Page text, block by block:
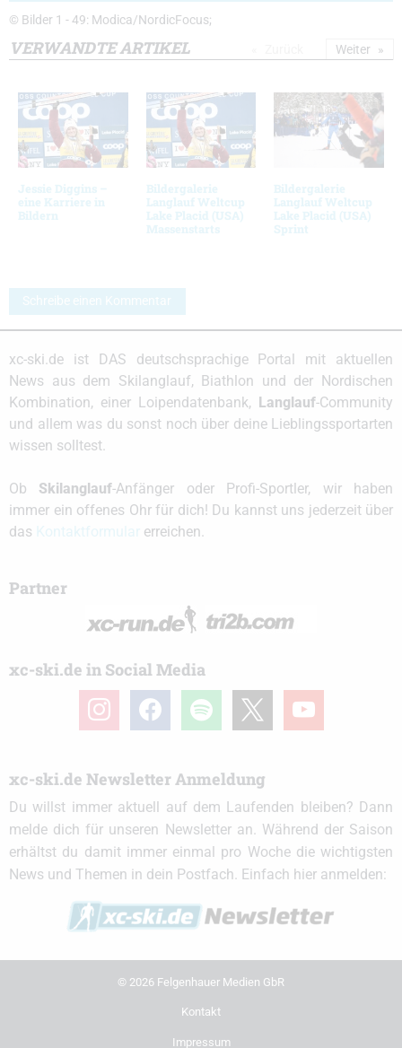
© Bilder 1 - 49: Modica/NordicFocus;
VERWANDTE ARTIKEL
Jessie Diggins –
eine Karriere in
Bildern
Bildergalerie
Langlauf Weltcup
Lake Placid (USA)
Massenstarts
Bildergalerie
Langlauf Weltcup
Lake Placid (USA)
Sprint
Weiter
Schreibe einen Kommentar
xc-ski.de ist DAS deutschsprachige Portal mit aktuellen
News aus dem Skilanglauf, Biathlon und der Nordischen
Kombination, einer Loipendatenbank,
Langlauf-Community
und allem was du sonst noch über deine Lieblingssportarten
wissen solltest.
Ob Skilanglauf-Anfänger oder Profi-Sportler, wir haben
immer ein offenes Ohr für dich! Du kannst uns jederzeit über
das
erreichen.
Partner
xc-ski.de in Social Media
instagramfacebook spotify youtube
xc-ski.de Newsletter Anmeldung
Du willst immer aktuell auf dem Laufenden bleiben? Dann
melde dich für unseren Newsletter an. Während der Saison
erhältst du damit immer einmal pro Woche die wichtigsten
News und Themen in dein Postfach. Einfach hier anmelden:
© 2026 Felgenhauer Medien GbR
Kontakt
Impressum